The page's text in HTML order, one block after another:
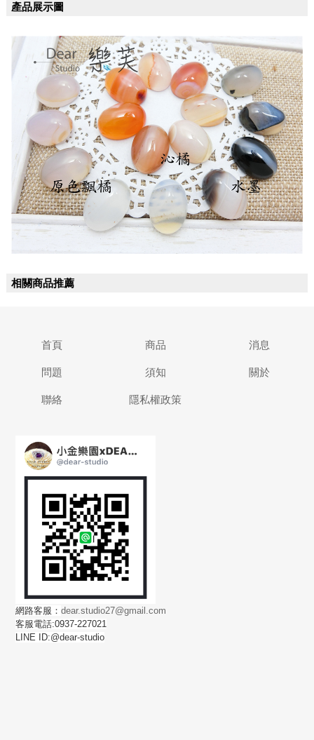
產品展示圖
相關商品推薦
首頁 商品 消息
問題 須知 關於
聯絡 隱私權政策
網路客服：dear.studio27@gmail.com
客服電話:0937-227021
LINE ID:@dear-studio